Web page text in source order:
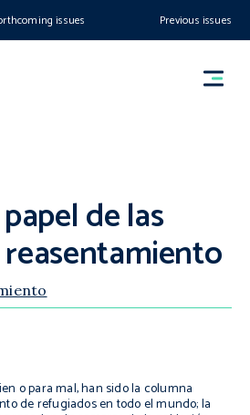
issues Previous issues
de las
o para mal, han sido la columna
de refugiados en todo el mundo; la